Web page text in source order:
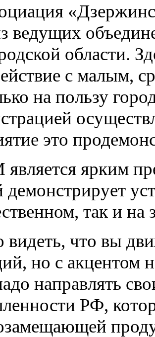
ведущих
области.
с малым,
на пользу
это
ярким
демонстрирует
так и
видеть, что вы
но с акцентом
направлять
РФ,